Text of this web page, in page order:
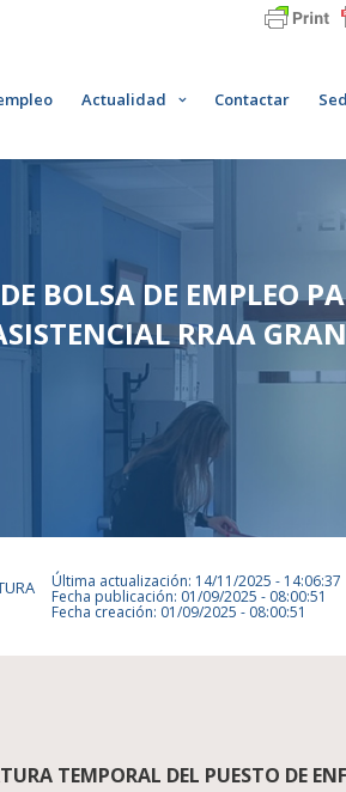
Actualidad Contactar
BOLSA DE EMPLEO
RRAA
Última actualización: 14/11/2025 - 14:06:37
Fecha publicación: 01/09/2025 - 08:00:51
Fecha creación: 01/09/2025 - 08:00:51
TEMPORAL DEL PUESTO DE